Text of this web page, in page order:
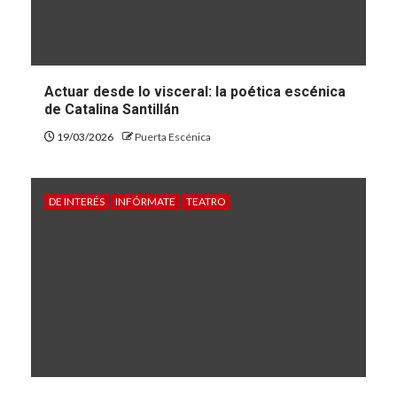
Actuar desde lo visceral: la poética escénica
de Catalina Santillán
19/03/2026 Puerta Escénica
DE INTERÉS INFÓRMATE TEATRO